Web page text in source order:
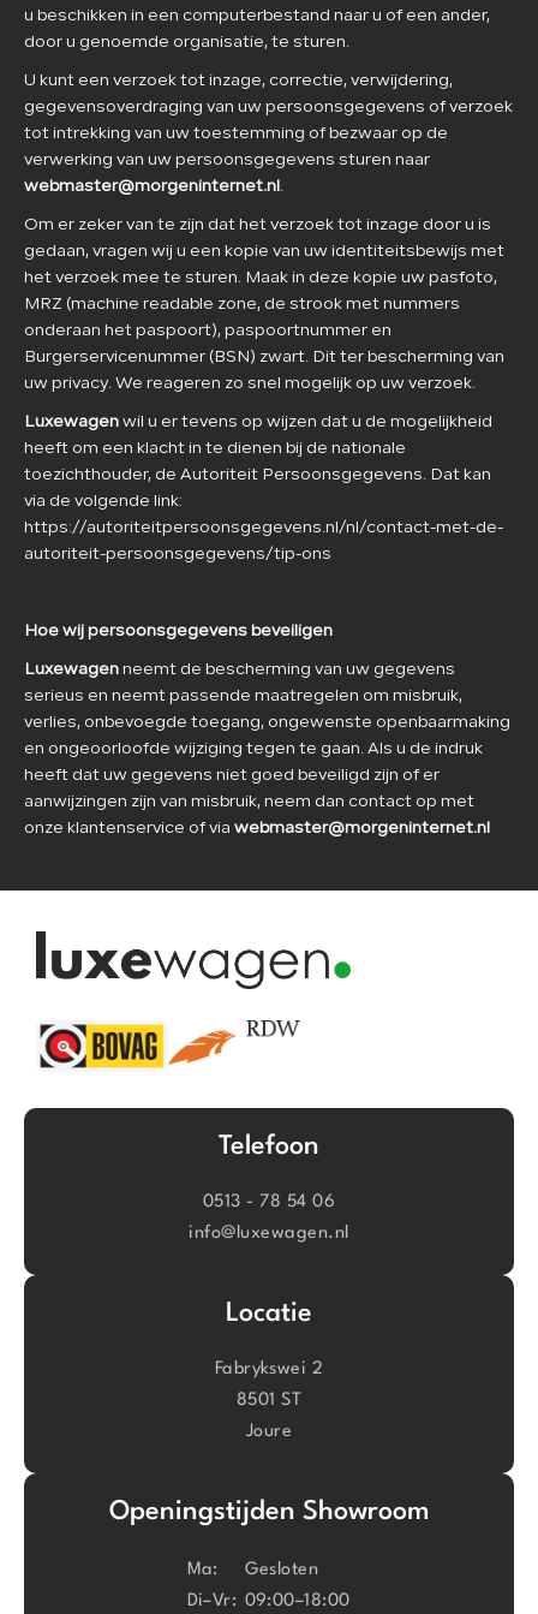
u beschikken in een computerbestand naar u of een ander,
door u genoemde organisatie, te sturen.
U kunt een verzoek tot inzage, correctie, verwijdering,
gegevensoverdraging van uw persoonsgegevens of verzoek
tot intrekking van uw toestemming of bezwaar op de
verwerking van uw persoonsgegevens sturen naar
webmaster@morgeninternet.nl.
Om er zeker van te zijn dat het verzoek tot inzage door u is
gedaan, vragen wij u een kopie van uw identiteitsbewijs met
het verzoek mee te sturen. Maak in deze kopie uw pasfoto,
MRZ (machine readable zone, de strook met nummers
onderaan het paspoort), paspoortnummer en
Burgerservicenummer (BSN) zwart. Dit ter bescherming van
uw privacy. We reageren zo snel mogelijk op uw verzoek.
Luxewagen wil u er tevens op wijzen dat u de mogelijkheid
heeft om een klacht in te dienen bij de nationale
toezichthouder, de Autoriteit Persoonsgegevens. Dat kan
via de volgende link:
https://autoriteitpersoonsgegevens.nl/nl/contact-met-de-
autoriteit-persoonsgegevens/tip-ons
Hoe wij persoonsgegevens beveiligen
Luxewagen neemt de bescherming van uw gegevens
serieus en neemt passende maatregelen om misbruik,
verlies, onbevoegde toegang, ongewenste openbaarmaking
en ongeoorloofde wijziging tegen te gaan. Als u de indruk
heeft dat uw gegevens niet goed beveiligd zijn of er
aanwijzingen zijn van misbruik, neem dan contact op met
onze klantenservice of via webmaster@morgeninternet.nl
Telefoon
0513 - 78 54 06
info@luxewagen.nl
Locatie
Fabrykswei 2
8501 ST
Joure
Openingstijden Showroom
Ma:
Gesloten
Di–Vr: 09:00–18:00